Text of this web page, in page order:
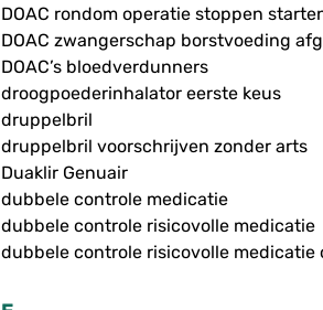
DOAC rondom operatie stoppen
DOAC zwangerschap borstvoeding
DOAC’s bloedverdunners
droogpoederinhalator eerste keus
druppelbril
druppelbril voorschrijven zonder arts
Duaklir Genuair
dubbele controle medicatie
dubbele controle risicovolle medicatie
dubbele controle risicovolle medicatie